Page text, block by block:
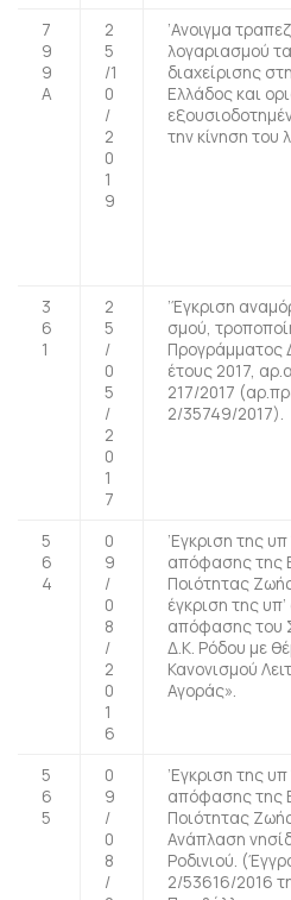
7
9
9
A
2
5
/1
0
/
2
0
1
9
’Ανοιγμα
λογαριασμού
διαχείρισης
Ελλάδος και
την κίνηση του
3
6
1
2
5
/
0
5
/
2
0
1
7
’Έγκριση
σμού,
Προγράμματος
έτους 2017,
217/2017
2/35749/2017).
5
6
4
0
9
/
0
8
/
2
0
1
6
’Εγκριση της
απόφασης της
Ποιότητας
έγκριση της
απόφασης του
Δ.Κ. Ρόδου με
Κανονισμού
Αγοράς».
5
6
5
0
9
/
0
8
/
’Εγκριση της
απόφασης της
Ποιότητας
Ανάπλαση
Ροδινιού.
2/53616/2016